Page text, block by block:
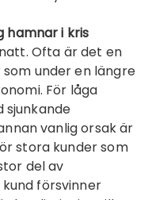
hamnar i kris
Ofta är det en
under en längre
För låga
sjunkande
vanlig orsak är
stora kunder som
del av
försvinner